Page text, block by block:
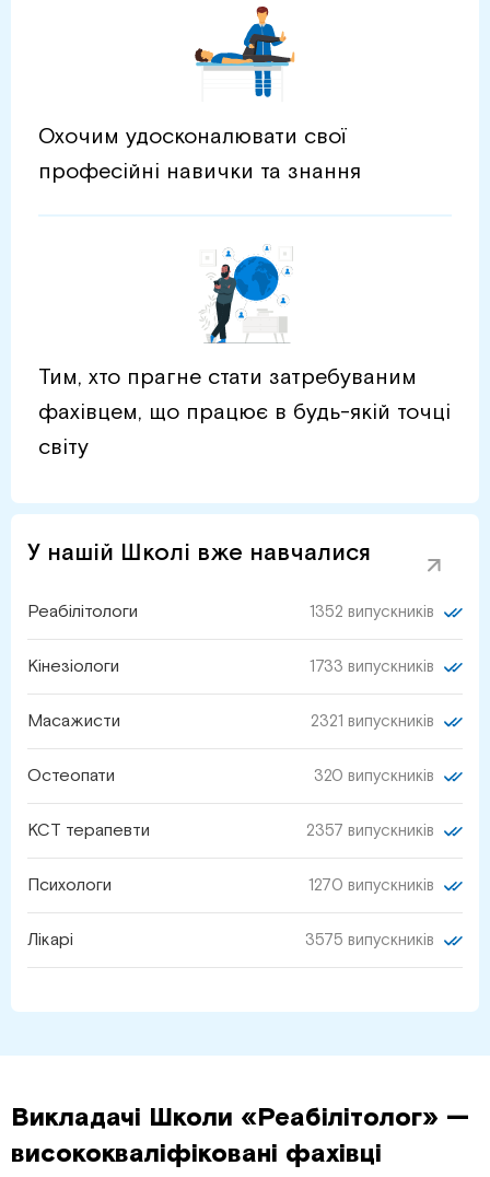
Охочим удосконалювати свої
професійні навички та знання
Тим, хто прагне стати затребуваним
фахівцем, що працює в будь-якій точці
світу
У нашій Школі вже навчалися
Реабілітологи 1352 випускників
Кінезіологи 1733 випускників
Масажисти 2321 випускників
Остеопати 320 випускників
КСТ терапевти 2357 випускників
Психологи 1270 випускників
Лікарі 3575 випускників
Викладачі Школи «Реабілітолог» —
висококваліфіковані фахівці